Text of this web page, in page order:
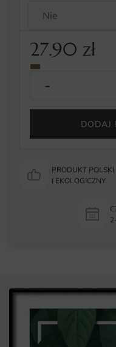
27.90 zł
DODAJ
PRODUKT POLSKI
I EKOLOGICZNY